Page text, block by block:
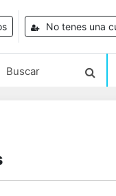
No tenes una